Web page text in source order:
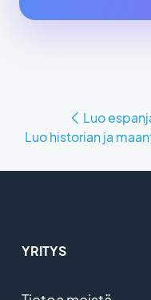
Luo
Luo historian ja
YRITYS